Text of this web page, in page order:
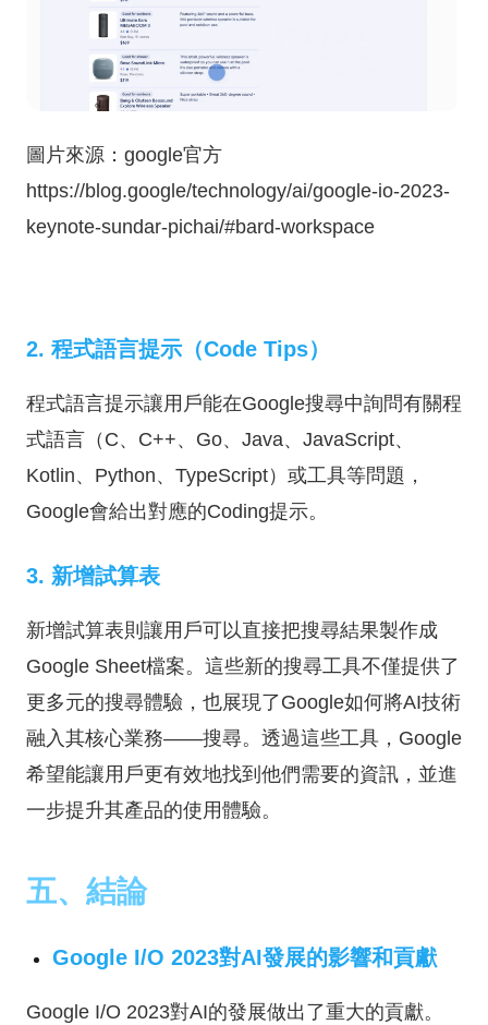
圖片來源：google官方
https://blog.google/technology/ai/google-io-2023-
keynote-sundar-pichai/#bard-workspace
2. 程式語言提示（Code Tips）
程式語言提示讓用戶能在Google搜尋中詢問有關程
式語言（C、C++、Go、Java、JavaScript、
Kotlin、Python、TypeScript）或工具等問題，
Google會給出對應的Coding提示。
3. 新增試算表
新增試算表則讓用戶可以直接把搜尋結果製作成
Google Sheet檔案。這些新的搜尋工具不僅提供了
更多元的搜尋體驗，也展現了Google如何將AI技術
融入其核心業務——搜尋。透過這些工具，Google
希望能讓用戶更有效地找到他們需要的資訊，並進
一步提升其產品的使用體驗。
五、結論
Google I/O 2023對AI發展的影響和貢獻
Google I/O 2023對AI的發展做出了重大的貢獻。